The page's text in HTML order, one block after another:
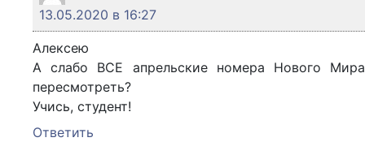
13.05.2020 в 16:27
Алексею
А слабо ВСЕ апрельские номера Нового Мира
пересмотреть?
Учись, студент!
Ответить